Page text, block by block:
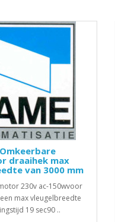
draaihek max
van 3000 mm
230v ac-150wvoor
max vleugelbreedte
19 sec90 ..